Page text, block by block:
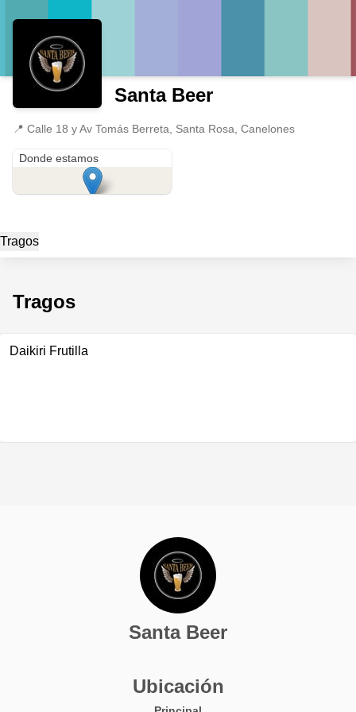
Santa Beer
📍 Calle 18 y Av Tomás Berreta, Santa Rosa, Canelones
Donde estamos
Tragos
Tragos
Daikiri Frutilla
Santa Beer
Ubicación